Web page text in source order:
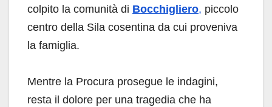
colpito la comunità di Bocchigliero, piccolo
centro della Sila cosentina da cui proveniva
la famiglia.
Mentre la Procura prosegue le indagini,
resta il dolore per una tragedia che ha